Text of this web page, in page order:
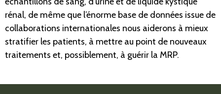
rénal, de même que l’énorme base de données issue de
collaborations internationales nous aiderons à mieux
stratifier les patients, à mettre au point de nouveaux
traitements et, possiblement, à guérir la MRP.